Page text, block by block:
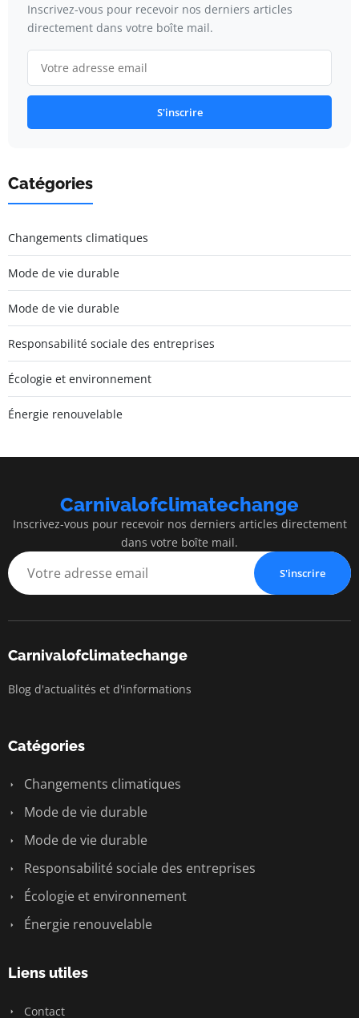
Inscrivez-vous pour recevoir nos derniers articles
directement dans votre boîte mail.
S'inscrire
Catégories
Changements climatiques
Mode de vie durable
Mode de vie durable
Responsabilité sociale des entreprises
Écologie et environnement
Énergie renouvelable
Carnivalofclimatechange
Inscrivez-vous pour recevoir nos derniers articles directement
dans votre boîte mail.
S'inscrire
Carnivalofclimatechange
Blog d'actualités et d'informations
Catégories
Changements climatiques
Mode de vie durable
Mode de vie durable
Responsabilité sociale des entreprises
Écologie et environnement
Énergie renouvelable
Liens utiles
Contact